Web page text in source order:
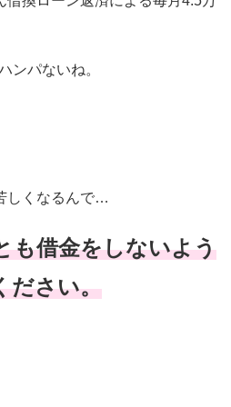
ンパないね。
しくなるんで…
も借金をしないよう
ださい。